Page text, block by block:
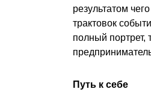
результатом
трактовок
полный портрет,
Путь к себе